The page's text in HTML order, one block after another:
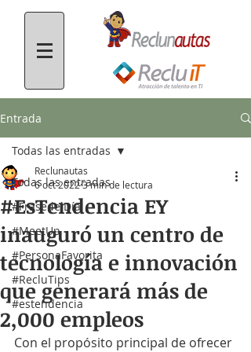
Entrada
Todas las entradas
#FrasedelDía
#MeetUp
#PersonaFavorita
#RecluTips
#estendencia
Todas las entradas
#EsTendencia EY
inauguró un centro de
tecnología e innovación
que generará más de
2,000 empleos
Reclunautas
6 oct 20223 min de lectura
Con el propósito principal de ofrecer